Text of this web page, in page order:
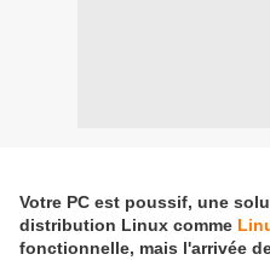
Votre PC est poussif, une
distribution Linux comme
fonctionnelle, mais l'arrivée